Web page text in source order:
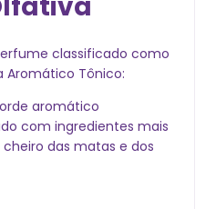
classificado como
Tônico:
aromático
com ingredientes mais
das matas e dos